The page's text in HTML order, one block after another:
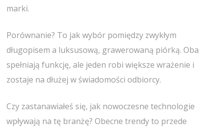
marki.
Porównanie? To jak wybór pomiędzy zwykłym
długopisem a luksusową, grawerowaną piórką. Oba
spełniają funkcję, ale jeden robi większe wrażenie i
zostaje na dłużej w świadomości odbiorcy.
Czy zastanawiałeś się, jak nowoczesne technologie
wpływają na tę branżę? Obecne trendy to przede